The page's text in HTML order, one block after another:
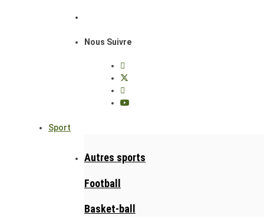
Nous Suivre
Sport
Autres sports
Football
Basket-ball